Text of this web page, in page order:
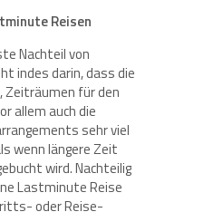
Reisen
Nachteil von
indes darin, dass die
Zeiträumen für den
allem auch die
sehr viel
wenn längere Zeit
wird. Nachteilig
Lastminute Reise
oder Reise-